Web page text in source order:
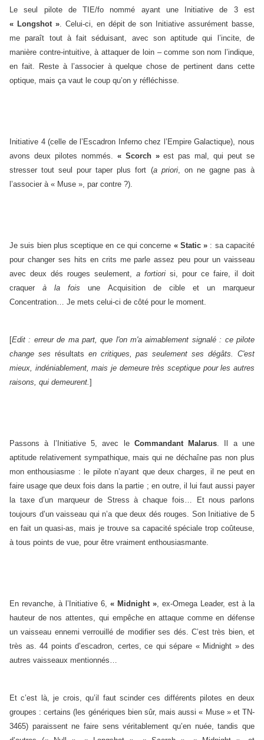
Le seul pilote de TIE/fo nommé ayant une Initiative de 3 est
« Longshot ». Celui-ci, en dépit de son Initiative assurément basse,
me paraît tout à fait séduisant, avec son aptitude qui l’incite, de
manière contre-intuitive, à attaquer de loin – comme son nom l’indique,
en fait. Reste à l’associer à quelque chose de pertinent dans cette
optique, mais ça vaut le coup qu’on y réfléchisse.
Initiative 4 (celle de l’Escadron Inferno chez l’Empire Galactique), nous
avons deux pilotes nommés. « Scorch »est pas mal, qui peut se
stresser tout seul pour taper plus fort (a priori, on ne gagne pas à
l’associer à « Muse », par contre ?).
Je suis bien plus sceptique en ce qui concerne « Static » : sa capacité
pour changer ses hits en crits me parle assez peu pour un vaisseau
avec deux dés rouges seulement, a fortiori si, pour ce faire, il doit
craquerà la fois une Acquisition de cible et un marqueur
Concentration… Je mets celui-ci de côté pour le moment.
[Edit : erreur de ma part, que l'on m'a aimablement signalé : ce pilote
change ses résultats en critiques, pas seulement ses dégâts. C'est
mieux, indéniablement, mais je demeure très sceptique pour les autres
raisons, qui demeurent.]
Passons à l’Initiative 5, avec le Commandant Malarus. Il a une
aptitude relativement sympathique, mais qui ne déchaîne pas non plus
mon enthousiasme : le pilote n’ayant que deux charges, il ne peut en
faire usage que deux fois dans la partie ; en outre, il lui faut aussi payer
la taxe d’un marqueur de Stress à chaque fois… Et nous parlons
toujours d’un vaisseau qui n’a que deux dés rouges. Son Initiative de 5
en fait un quasi-as, mais je trouve sa capacité spéciale trop coûteuse,
à tous points de vue, pour être vraiment enthousiasmante.
En revanche, à l’Initiative 6, « Midnight » , ex-Omega Leader, est à la
hauteur de nos attentes, qui empêche en attaque comme en défense
un vaisseau ennemi verrouillé de modifier ses dés. C’est très bien, et
très as. 44 points d’escadron, certes, ce qui sépare « Midnight » des
autres vaisseaux mentionnés…
Et c’est là, je crois, qu’il faut scinder ces différents pilotes en deux
groupes : certains (les génériques bien sûr, mais aussi « Muse » et TN-
3465) paraissent ne faire sens véritablement qu’en nuée, tandis que